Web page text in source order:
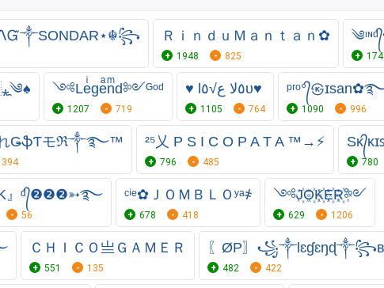
ＲｉｎｄｕＭａｎｔａｎ✿
1948 825
༺Leͥgeͣnͫd༻ᴳᵒᵈ
1207 719
♥ l٥ﻻ ﻉ√٥υ♥
1105 764
ᵖʳᵒ°᭄㉿
1090 996
ǤֆƬモℜ༒࿐™
394
²⁵乂 P S I C O P A T A ™→⚡
796 485 780
』ᵈ᭄❷❷❷➳࿐
56
ᶜⁱᵉ✿ＪＯＭＢＬＯʸᵃ҂
678 418
༺J꙰O꙰K꙰E꙰R꙰༻
629 1206
ＣＨＩＣＯ亗ＧＡＭＥＲ
551 135
〖ØP〗
482 422